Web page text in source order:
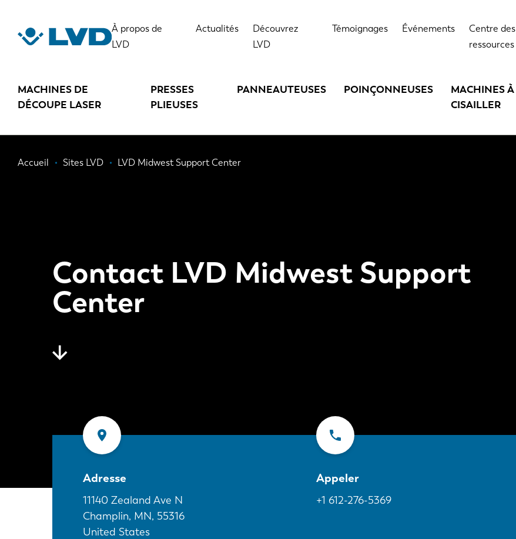
contenu
À propos de
LVD
Actualités
Découvrez
LVD
Témoignages Événements
Centre des
ressources
MACHINES DE
DÉCOUPE LASER
PRESSES
PLIEUSES
PANNEAUTEUSES POINÇONNEUSES
MACHINES À
CISAILLER
Fil
Accueil Sites LVD LVD Midwest Support Center
Contact LVD Midwest Support
Center
Adresse
11140 Zealand Ave N
Champlin, MN, 55316
United States
Appeler
+1 612-276-5369